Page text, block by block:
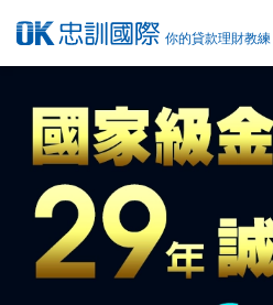
你的貸款理財教練